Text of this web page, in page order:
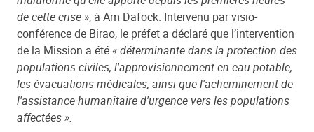
de cette crise », à Am Dafock. Intervenu par visio-
conférence de Birao, le préfet a déclaré que l’intervention
de la Mission a été« déterminante dans la protection des
populations civiles, l'approvisionnement en eau potable,
les évacuations médicales, ainsi que l'acheminement de
l'assistance humanitaire d'urgence vers les populations
affectées ».